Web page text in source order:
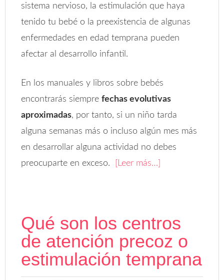
sistema nervioso, la estimulación que haya
tenido tu bebé o la preexistencia de algunas
enfermedades en edad temprana pueden
afectar al desarrollo infantil.
En los manuales y libros sobre bebés
encontrarás siemprefechas evolutivas
aproximadas, por tanto, si un niño tarda
alguna semanas más o incluso algún mes más
en desarrollar alguna actividad no debes
preocuparte en exceso.
[Leer más…]
Qué son los centros
de atención precoz o
estimulación temprana